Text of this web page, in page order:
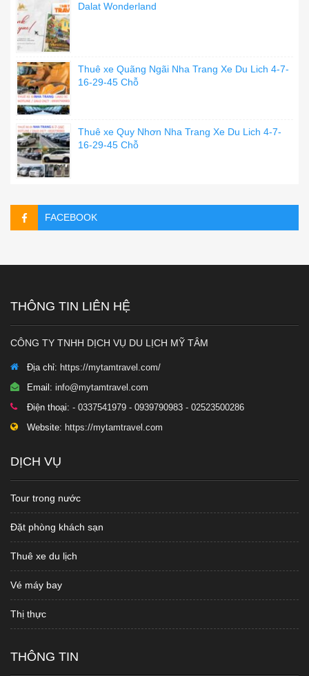
Dalat Wonderland
Thuê xe Quãng Ngãi Nha Trang Xe Du Lich 4-7-
16-29-45 Chỗ
Thuê xe Quy Nhơn Nha Trang Xe Du Lich 4-7-
16-29-45 Chỗ
FACEBOOK
THÔNG TIN LIÊN HỆ
CÔNG TY TNHH DỊCH VỤ DU LỊCH MỸ TÂM
Địa chỉ: https://mytamtravel.com/
Email: info@mytamtravel.com
Điện thoại: - 0337541979 - 0939790983 - 02523500286
Website: https://mytamtravel.com
DỊCH VỤ
Tour trong nước
Đặt phòng khách sạn
Thuê xe du lịch
Vé máy bay
Thị thực
THÔNG TIN